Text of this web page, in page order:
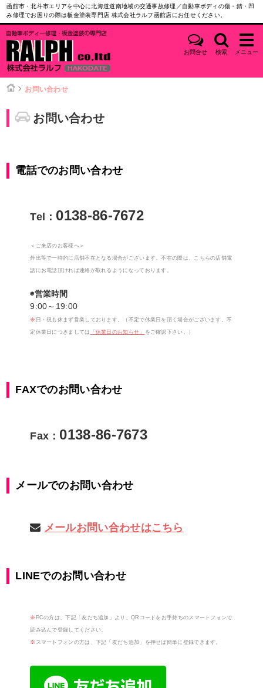
函館市・北斗市エリアを中心に北海道道南地域の交通事故修理／自動車ボディの傷・錆・凹
み修理でお困りの際は板金塗装専門店 株式会社ラルフ函館店にお任せください。
お問合せ 検索 メニュー
お問い合わせ
お問い合わせ
電話でのお問い合わせ
Tel： 0138-86-7672
＜ご来店のお客様へ＞
外出等で一時的に店舗不在となる場合がございます。不在の際は、こちらの店舗電
話にお電話頂ければ連絡が取れるようになっております。
◉営業時間
9:00～19:00
※ 日・祝も休まず営業しております。（不定で休業日を頂く場合がございます。不
定休業日につきましては 「休業日のお知らせ」 をご確認下さい。）
FAXでのお問い合わせ
Fax： 0138-86-7673
メールでのお問い合わせ
メールお問い合わせはこちら
LINEでのお問い合わせ
※ PCの方は、下記「友だち追加」より、QRコードをお手持ちのスマートフォンで
読み込んで登録してください。
※ スマートフォンの方は、下記「友だち追加」を押せば簡単に登録できます。